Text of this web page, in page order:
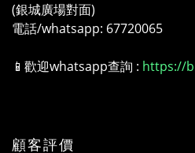
(銀城廣場對面)
電話/whatsapp: 67720065
📱歡迎whatsapp查詢 : https://
顧客評價